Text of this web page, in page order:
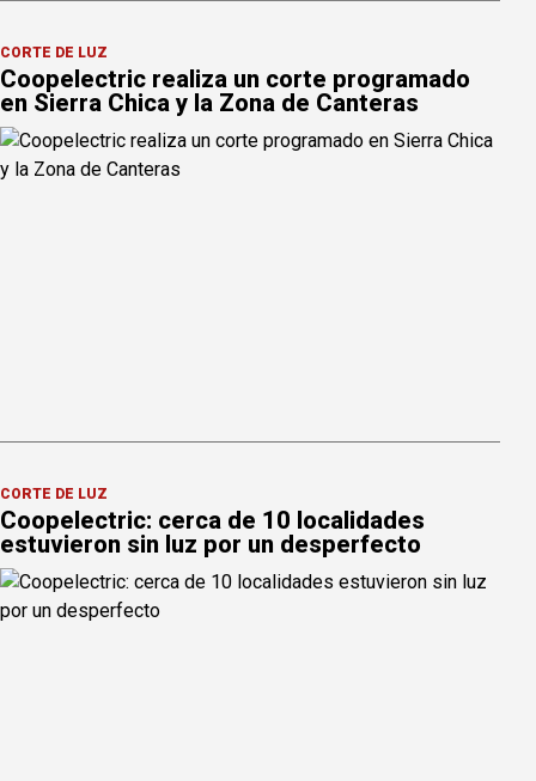
CORTE DE LUZ
Coopelectric realiza un corte programado
en Sierra Chica y la Zona de Canteras
CORTE DE LUZ
Coopelectric: cerca de 10 localidades
estuvieron sin luz por un desperfecto